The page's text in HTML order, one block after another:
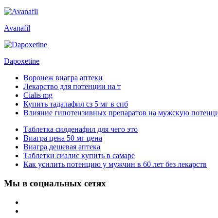
Avanafil
Dapoxetine
Воронеж виагра аптеки
Лекарство для потенции на т
Cialis mg
Купить тадалафил сз 5 мг в спб
Влияние гипотензивных препаратов на мужскую
Таблетка силденафил для чего это
Виагра цена 50 мг цена
Виагра дешевая аптека
Таблетки сиалис купить в самаре
Как усилить потенцию у мужчин в 60 лет без лекарств
Мы в социальных сетях